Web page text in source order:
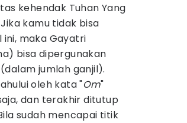
kehendak Tuhan Yang
kamu tidak bisa
maka Gayatri
bisa dipergunakan
jumlah ganjil).
oleh kata "Om"
dan terakhir ditutup
sudah mencapai titik